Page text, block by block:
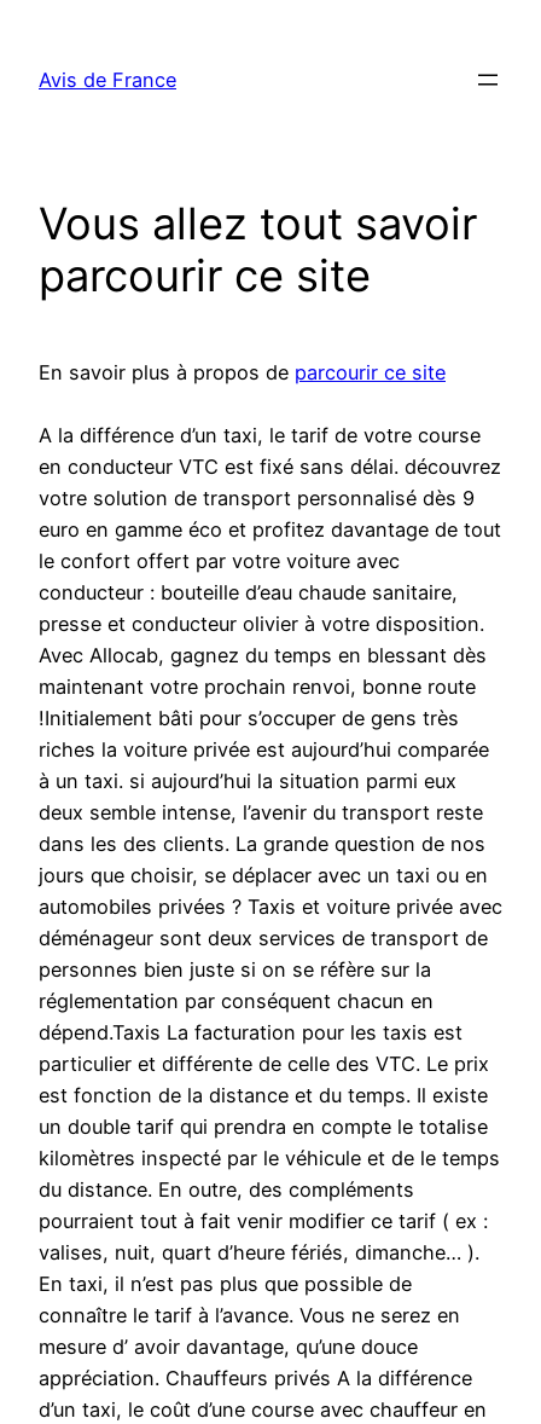
contenu
Avis de France
Vous allez tout savoir
parcourir ce site
En savoir plus à propos de parcourir ce site
A la différence d’un taxi, le tarif de votre course
en conducteur VTC est fixé sans délai. découvrez
votre solution de transport personnalisé dès 9
euro en gamme éco et profitez davantage de tout
le confort offert par votre voiture avec
conducteur : bouteille d’eau chaude sanitaire,
presse et conducteur olivier à votre disposition.
Avec Allocab, gagnez du temps en blessant dès
maintenant votre prochain renvoi, bonne route
!Initialement bâti pour s’occuper de gens très
riches la voiture privée est aujourd’hui comparée
à un taxi. si aujourd’hui la situation parmi eux
deux semble intense, l’avenir du transport reste
dans les des clients. La grande question de nos
jours que choisir, se déplacer avec un taxi ou en
automobiles privées ? Taxis et voiture privée avec
déménageur sont deux services de transport de
personnes bien juste si on se réfère sur la
réglementation par conséquent chacun en
dépend.Taxis La facturation pour les taxis est
particulier et différente de celle des VTC. Le prix
est fonction de la distance et du temps. Il existe
un double tarif qui prendra en compte le totalise
kilomètres inspecté par le véhicule et de le temps
du distance. En outre, des compléments
pourraient tout à fait venir modifier ce tarif ( ex :
valises, nuit, quart d’heure fériés, dimanche… ).
En taxi, il n’est pas plus que possible de
connaître le tarif à l’avance. Vous ne serez en
mesure d’ avoir davantage, qu’une douce
appréciation. Chauffeurs privés A la différence
d’un taxi, le coût d’une course avec chauffeur en